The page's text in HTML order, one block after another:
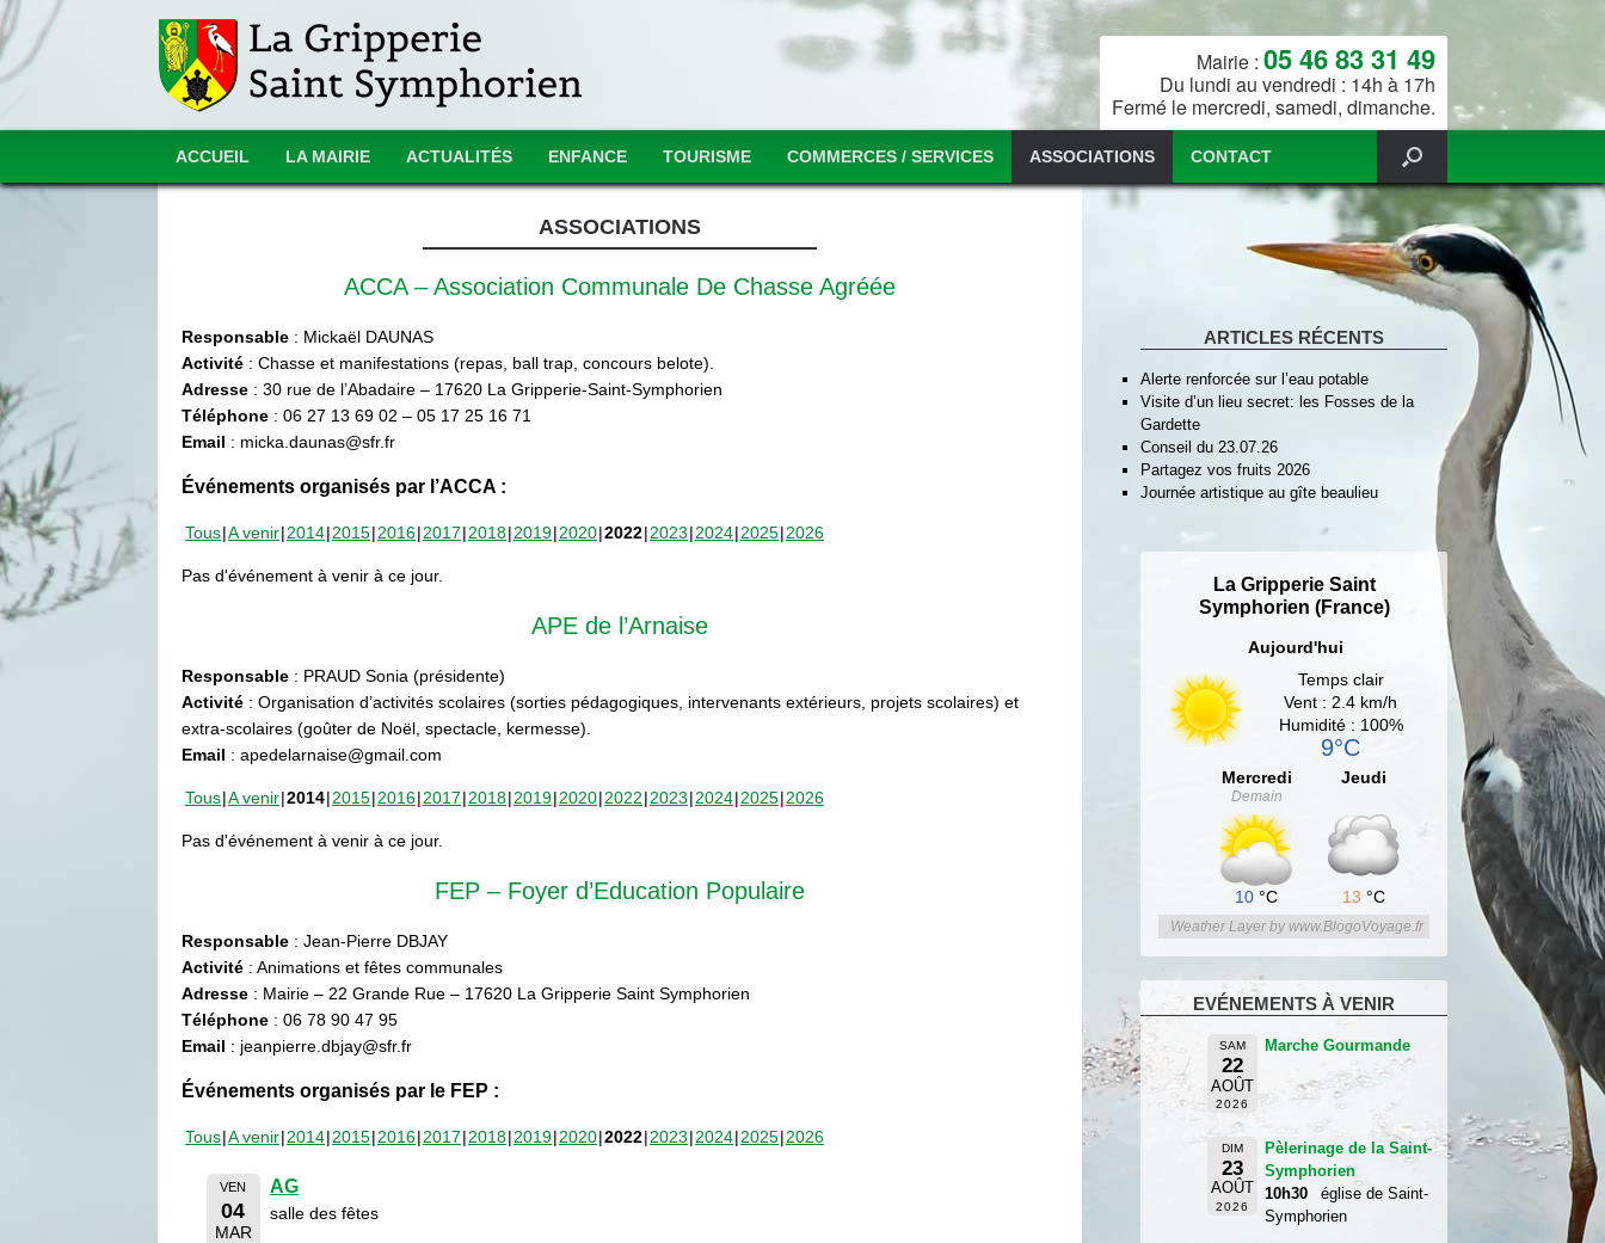
Mairie : 05 46 83 31 49
Du lundi au vendredi : 14h à 17h
Fermé le mercredi, samedi, dimanche.
ACCUEIL LA MAIRIE ACTUALITÉS ENFANCE TOURISME COMMERCES / SERVICES ASSOCIATIONS CONTACT
ASSOCIATIONS
ACCA – Association Communale De Chasse Agréée
Responsable : Mickaël DAUNAS
Activité : Chasse et manifestations (repas, ball trap, concours belote).
Adresse : 30 rue de l’Abadaire – 17620 La Gripperie-Saint-Symphorien
Téléphone : 06 27 13 69 02 – 05 17 25 16 71
Email : micka.daunas@sfr.fr
Événements organisés par l’ACCA :
Tous A venir 2014 2015 2016 2017 2018 2019 2020 2022 2023 2024 2025 2026
Pas d'événement à venir à ce jour.
APE de l’Arnaise
Responsable : PRAUD Sonia (présidente)
Activité : Organisation d’activités scolaires (sorties pédagogiques, intervenants extérieurs, projets scolaires) et
extra-scolaires (goûter de Noël, spectacle, kermesse).
Email : apedelarnaise@gmail.com
Tous A venir 2014 2015 2016 2017 2018 2019 2020 2022 2023 2024 2025 2026
Pas d'événement à venir à ce jour.
FEP – Foyer d’Education Populaire
Responsable : Jean-Pierre DBJAY
Activité : Animations et fêtes communales
Adresse : Mairie – 22 Grande Rue – 17620 La Gripperie Saint Symphorien
Téléphone : 06 78 90 47 95
Email : jeanpierre.dbjay@sfr.fr
Événements organisés par le FEP :
Tous A venir 2014 2015 2016 2017 2018 2019 2020 2022 2023 2024 2025 2026
VEN
04
MAR
AG
salle des fêtes
ARTICLES RÉCENTS
Alerte renforcée sur l’eau potable
Visite d’un lieu secret: les Fosses de la
Gardette
Conseil du 23.07.26
Partagez vos fruits 2026
Journée artistique au gîte beaulieu
La Gripperie Saint
Symphorien (France)
Aujourd'hui
Temps clair
Vent : 2.4 km/h
Humidité : 100%
9°C
Mercredi
Demain
10 °C
Jeudi
13 °C
Weather Layer by www.BlogoVoyage.fr
EVÉNEMENTS À VENIR
SAM
22
AOÛT
2026
Marche Gourmande
DIM
23
AOÛT
2026
Pèlerinage de la Saint-
Symphorien
10h30
église de Saint-
Symphorien